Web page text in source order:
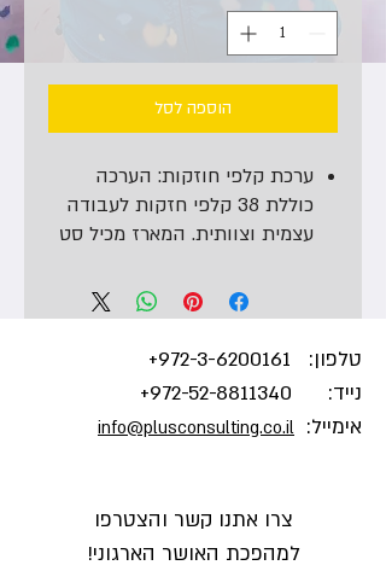
הוספה לסל
ערכת קלפי חוזקות: הערכה
כוללת 38 קלפי חזקות לעבודה
עצמית וצוותית. המארז מכיל סט
לשימוש בחוזקות כגון:
מהי חוזקה
איך משתמשים בקלפים במליאה
איך משתמשים בקלפים ברמה
האישית
טלפון: 972-3-6200161+
נייד: 972-52-8811340
+
אימייל: info@plusconsulting.co.il
צרו אתנו קשר והצטרפו
למהפכת האושר הארגוני!